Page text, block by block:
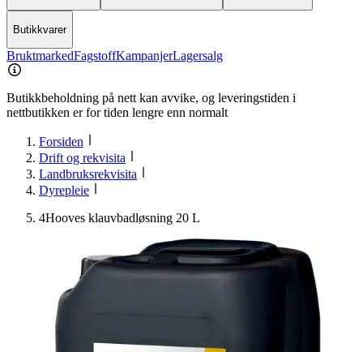
Butikkvarer
BruktmarkedFagstoffKampanjerLagersalg
Butikkbeholdning på nett kan avvike, og leveringstiden i
nettbutikken er for tiden lengre enn normalt
Forsiden
Drift og rekvisita
Landbruksrekvisita
Dyrepleie
4Hooves klauvbadløsning 20 L